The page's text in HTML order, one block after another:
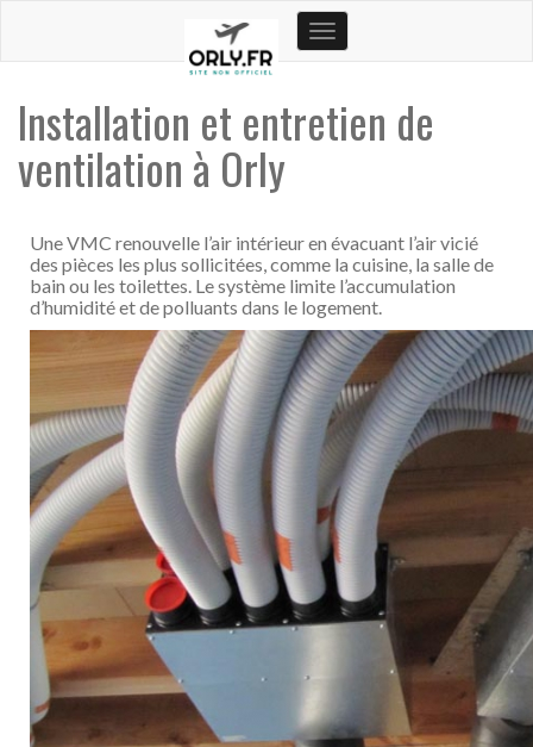
Toggle
navigation
Installation et entretien de
ventilation à Orly
Une VMC renouvelle l’air intérieur en évacuant l’air vicié
des pièces les plus sollicitées, comme la cuisine, la salle de
bain ou les toilettes. Le système limite l’accumulation
d’humidité et de polluants dans le logement.